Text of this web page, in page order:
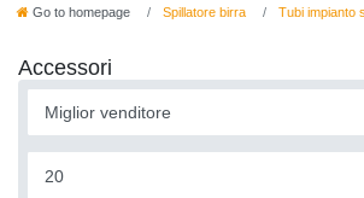
Go to homepage Spillatore birra Tubi impianto
Accessori